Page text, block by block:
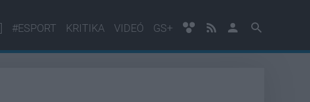
#ESPORT KRITIKA VIDEÓ GS+